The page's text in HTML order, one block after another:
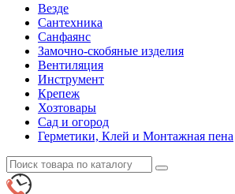
Везде
Сантехника
Санфаянс
Замочно-скобяные изделия
Вентиляция
Инструмент
Крепеж
Хозтовары
Сад и огород
Герметики, Клей и Монтажная пена